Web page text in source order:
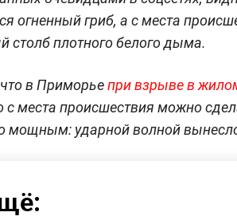
огненный гриб, а с места
столб плотного белого дыма.
в Приморьепри взрыве в
с места происшествия можно
мощным: ударной волной